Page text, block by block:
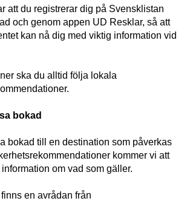
att du registrerar dig på Svensklistan
och genom appen UD Resklar, så att
kan nå dig med viktig information vid
ska du alltid följa lokala
bokad
bokad till en destination som påverkas
kommer vi att
om vad som gäller.
en avrådan från